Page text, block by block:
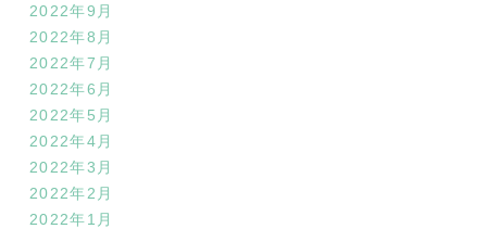
2022年9月
2022年8月
2022年7月
2022年6月
2022年5月
2022年4月
2022年3月
2022年2月
2022年1月